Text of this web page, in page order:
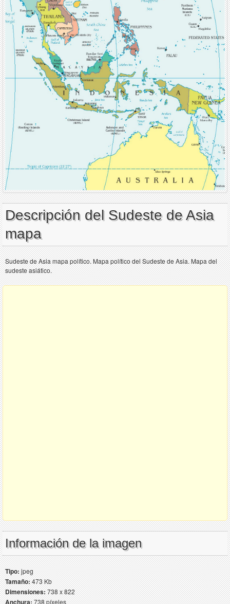
Descripción del Sudeste de Asia
mapa
Sudeste de Asia mapa político. Mapa político del Sudeste de Asia. Mapa del
sudeste asiático.
Información de la imagen
Tipo:jpeg
Tamaño:473 Kb
Dimensiones:738 x 822
Anchura:738 píxeles